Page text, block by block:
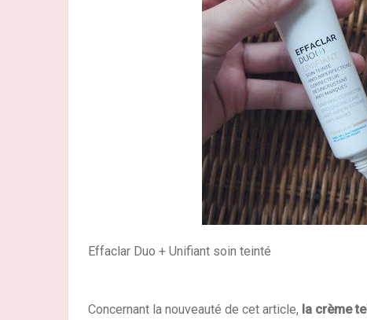
Effaclar Duo + Unifiant soin teinté
Concernant la nouveauté de cet article, la crème